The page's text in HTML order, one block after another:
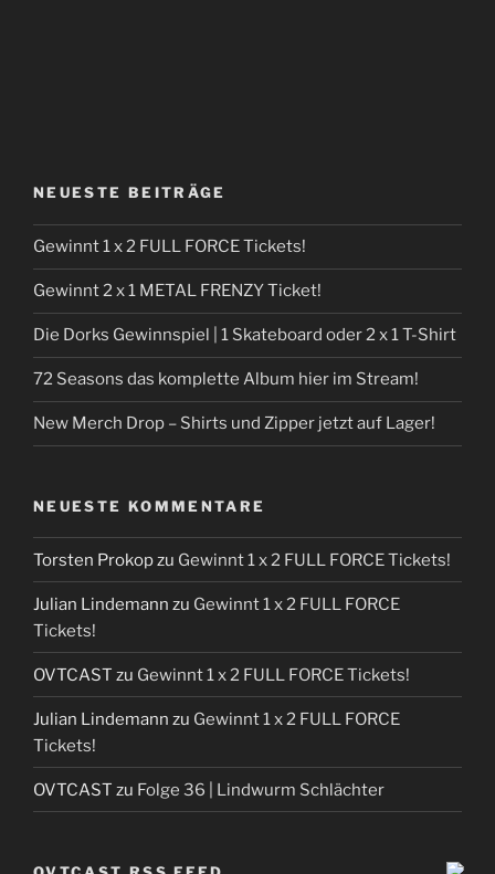
NEUESTE BEITRÄGE
Gewinnt 1 x 2 FULL FORCE Tickets!
Gewinnt 2 x 1 METAL FRENZY Ticket!
Die Dorks Gewinnspiel | 1 Skateboard oder 2 x 1 T-Shirt
72 Seasons das komplette Album hier im Stream!
New Merch Drop – Shirts und Zipper jetzt auf Lager!
NEUESTE KOMMENTARE
Torsten Prokopzu Gewinnt 1 x 2 FULL FORCE Tickets!
Julian Lindemann zu Gewinnt 1 x 2 FULL FORCE
Tickets!
OVTCAST zu Gewinnt 1 x 2 FULL FORCE Tickets!
Julian Lindemann zu Gewinnt 1 x 2 FULL FORCE
Tickets!
OVTCAST zu Folge 36 | Lindwurm Schlächter